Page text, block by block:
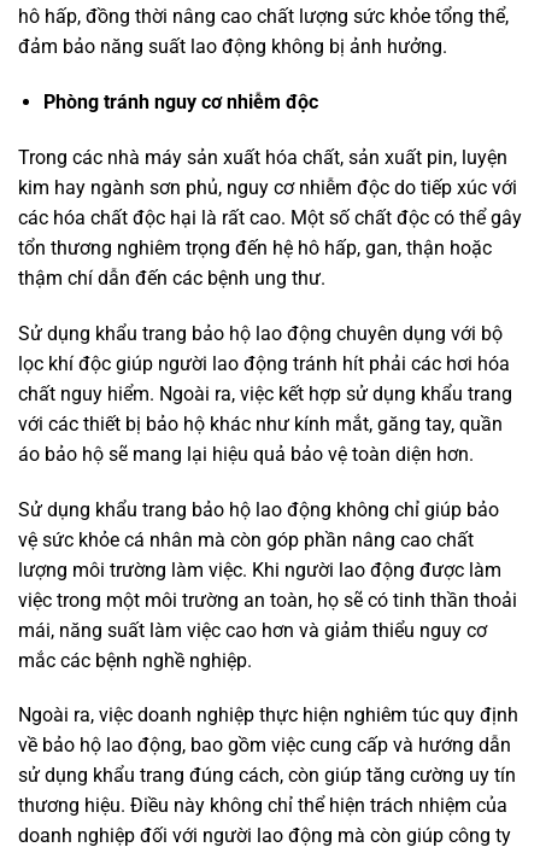
hô hấp, đồng thời nâng cao chất lượng sức khỏe tổng thể,
đảm bảo năng suất lao động không bị ảnh hưởng.
Phòng tránh nguy cơ nhiễm độc
Trong các nhà máy sản xuất hóa chất, sản xuất pin, luyện
kim hay ngành sơn phủ, nguy cơ nhiễm độc do tiếp xúc với
các hóa chất độc hại là rất cao. Một số chất độc có thể gây
tổn thương nghiêm trọng đến hệ hô hấp, gan, thận hoặc
thậm chí dẫn đến các bệnh ung thư.
Sử dụng khẩu trang bảo hộ lao động chuyên dụng với bộ
lọc khí độc giúp người lao động tránh hít phải các hơi hóa
chất nguy hiểm. Ngoài ra, việc kết hợp sử dụng khẩu trang
với các thiết bị bảo hộ khác như kính mắt, găng tay, quần
áo bảo hộ sẽ mang lại hiệu quả bảo vệ toàn diện hơn.
Sử dụng khẩu trang bảo hộ lao động không chỉ giúp bảo
vệ sức khỏe cá nhân mà còn góp phần nâng cao chất
lượng môi trường làm việc. Khi người lao động được làm
việc trong một môi trường an toàn, họ sẽ có tinh thần thoải
mái, năng suất làm việc cao hơn và giảm thiểu nguy cơ
mắc các bệnh nghề nghiệp.
Ngoài ra, việc doanh nghiệp thực hiện nghiêm túc quy định
về bảo hộ lao động, bao gồm việc cung cấp và hướng dẫn
sử dụng khẩu trang đúng cách, còn giúp tăng cường uy tín
thương hiệu. Điều này không chỉ thể hiện trách nhiệm của
doanh nghiệp đối với người lao động mà còn giúp công ty